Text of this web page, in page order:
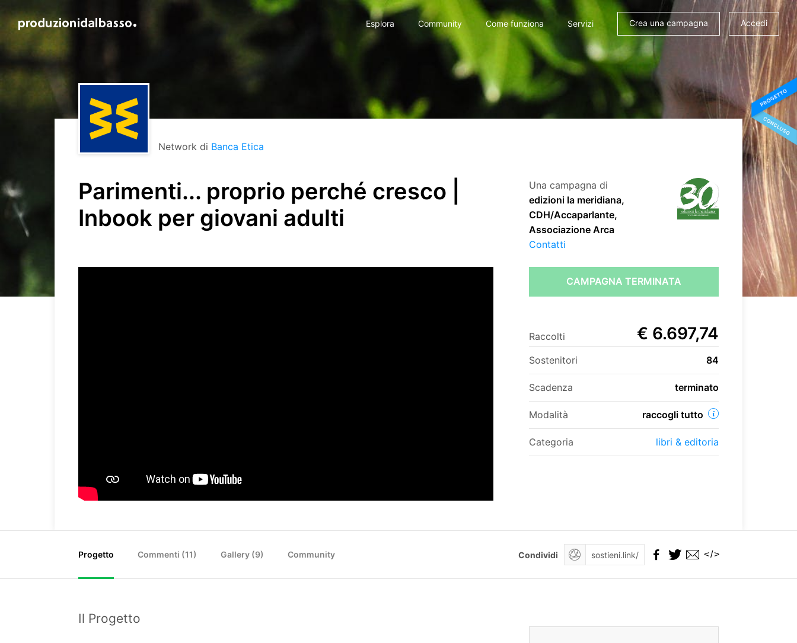
Esplora Community Come funziona Servizi Crea una campagna Accedi
Network di Banca Etica
Parimenti... proprio perché cresco |
Inbook per giovani adulti
Una campagna di
edizioni la meridiana,
CDH/Accaparlante,
Associazione Arca
Contatti
CAMPAGNA TERMINATA
Raccolti € 6.697,74
Sostenitori 84
Scadenza terminato
Modalità raccogli tutto
Categoria libri & editoria
Progetto Commenti (11) Gallery (9) Community Condividi </>
Il Progetto